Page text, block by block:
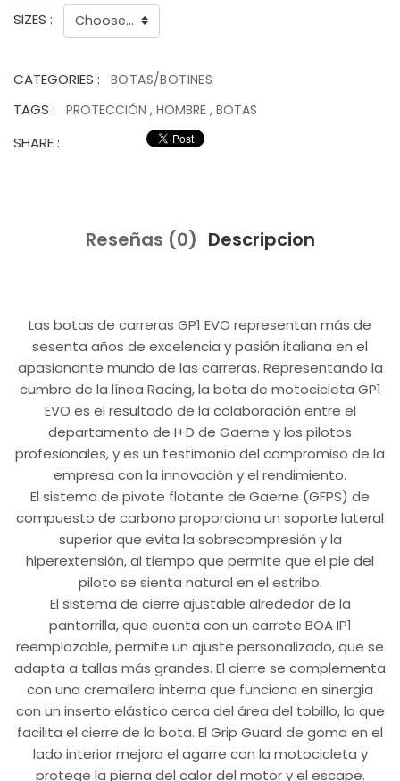
SIZES :
CATEGORIES : BOTAS/BOTINES
TAGS : PROTECCIÓN , HOMBRE , BOTAS
SHARE :
Reseñas (0) Descripcion
Las botas de carreras GP1 EVO representan más de
sesenta años de excelencia y pasión italiana en el
apasionante mundo de las carreras. Representando la
cumbre de la línea Racing, la bota de motocicleta GP1
EVO es el resultado de la colaboración entre el
departamento de I+D de Gaerne y los pilotos
profesionales, y es un testimonio del compromiso de la
empresa con la innovación y el rendimiento.
El sistema de pivote flotante de Gaerne (GFPS) de
compuesto de carbono proporciona un soporte lateral
superior que evita la sobrecompresión y la
hiperextensión, al tiempo que permite que el pie del
piloto se sienta natural en el estribo.
El sistema de cierre ajustable alrededor de la
pantorrilla, que cuenta con un carrete BOA IP1
reemplazable, permite un ajuste personalizado, que se
adapta a tallas más grandes. El cierre se complementa
con una cremallera interna que funciona en sinergia
con un inserto elástico cerca del área del tobillo, lo que
facilita el cierre de la bota. El Grip Guard de goma en el
lado interior mejora el agarre con la motocicleta y
protege la pierna del calor del motor y el escape.